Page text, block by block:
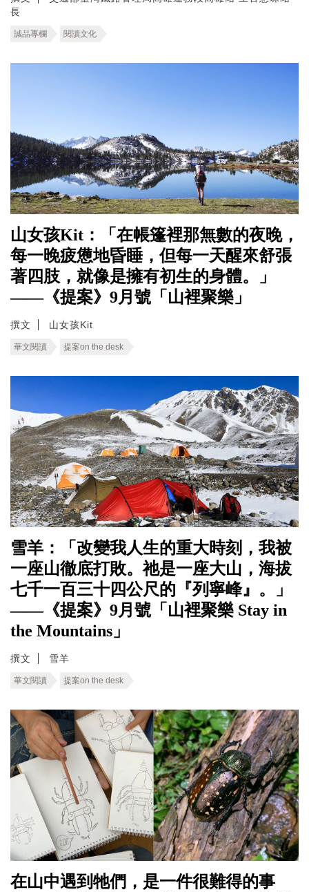
長
誠品專欄 閱讀文化
山女孩Kit：「在帳篷裡那無數的夜晚，
每一晚疲憊地昏睡，但每一天醒來舒張
著四肢，就像是擁有初生的身體。」
——《提案》9月號「山裡聚樂」
撰文 山女孩Kit
華文閱讀 提案on the desk
雪羊：「改變我人生的重大時刻，我被
一座山徹底打敗。祂是一座大山，海拔
七千一百三十四公尺的『列寧峰』。」
——《提案》9月號「山裡聚樂 Stay in
the Mountains」
撰文 雪羊
華文閱讀 提案on the desk
在山中遇到牠們，是一件很難得的事